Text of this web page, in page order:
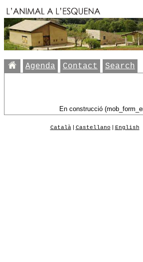
Agenda Contact Search
En construcció
Català | Castellano | English